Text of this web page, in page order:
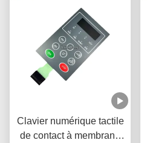
Clavier numérique tactile
de contact à membrane